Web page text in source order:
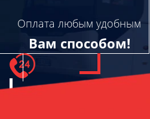
Оплата любым удобным
Вам способом!